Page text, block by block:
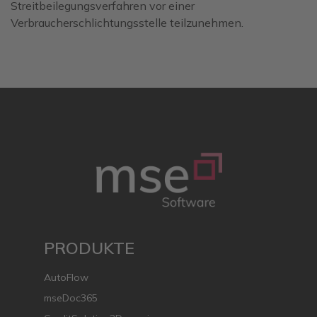
Streitbeilegungsverfahren vor einer
Verbraucherschlichtungsstelle teilzunehmen.
PRODUKTE
AutoFlow
mseDoc365